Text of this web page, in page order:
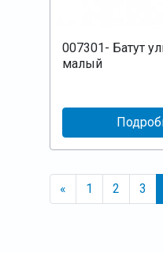
007301- Батут
малый
« 1 2 3